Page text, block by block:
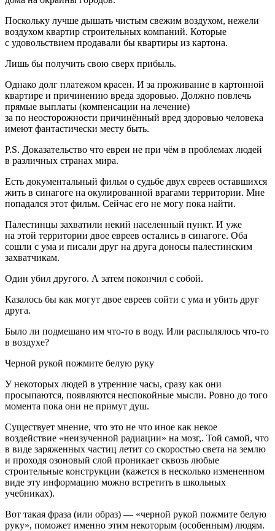
Поскольку лучше дышать чистым свежим воздухом, нежели
воздухом квартир строительных компаний. Которые
с удовольствием продавали бы квартиры из картона.
Лишь бы получить свою сверх прибыль.
Однако долг платежом красен. И за проживание в картонной
квартире и причинению вреда здоровью. Должно повлечь
прямые выплаты (компенсации на лечение)
за по неосторожности причинённый вред здоровью человека
имеют фантастически месту быть.
P.S. Доказательство что евреи не при чём в проблемах людей
в различных странах мира.
Есть документальный фильм о судьбе двух евреев оставшихся
жить в синагоге на окулированной врагами территории. Мне
попадался этот фильм. Сейчас его не могу пока найти.
Палестинцы захватили некий населенный пункт. И уже
на этой территории двое евреев остались в синагоге. Оба
сошли с ума и писали друг на друга доносы палестинским
захватчикам.
Один убил другого. А затем покончил с собой.
Казалось бы как могут двое евреев сойти с ума и убить друг
друга.
Было ли подмешано им что-то в воду. Или распылялось что-то
в воздухе?
Черной рукой пожмите белую руку
У некоторых людей в утренние часы, сразу как они
просыпаются, появляются неспокойные мысли. Ровно до того
момента пока они не примут душ.
Существует мнение, что это не что иное как некое
воздействие «неизученной радиации» на мозг,. Той самой, что
в виде заряженных частиц летит со скоростью света на землю
и проходя озоновый слой проникает сквозь любые
строительные конструкции (кажется в несколько измененном
виде эту информацию можно встретить в школьных
учебниках).
Вот такая фраза (или образ) — «черной рукой пожмите белую
руку», поможет именно этим некоторым (особенным) людям.